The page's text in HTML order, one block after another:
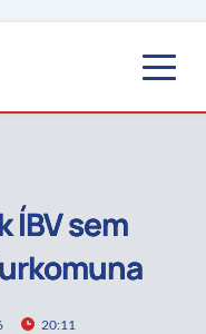
ÍBV sem
20:11